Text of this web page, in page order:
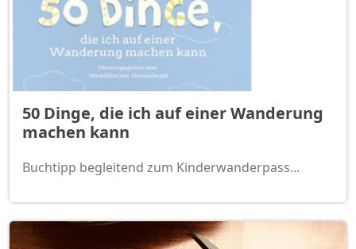
50 Dinge, die ich auf einer Wanderung
machen kann
Buchtipp begleitend zum Kinderwanderpass...